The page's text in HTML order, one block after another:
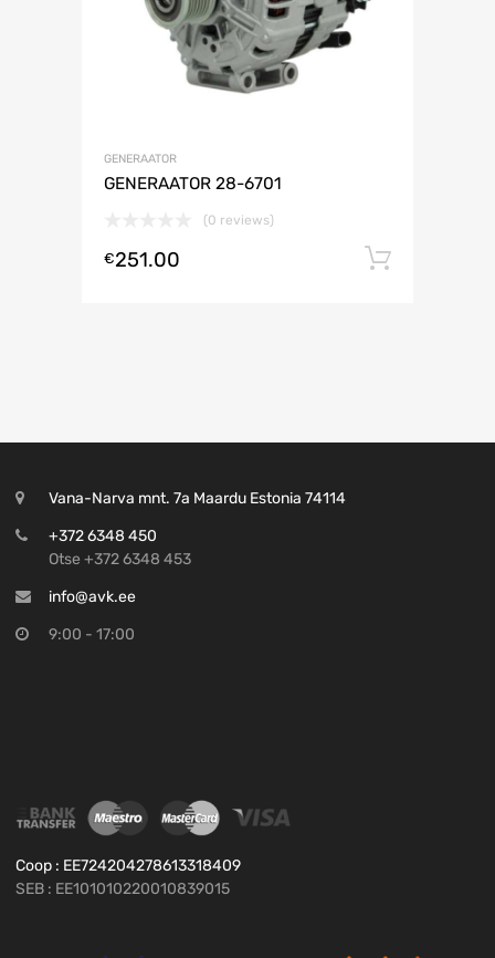
GENERAATOR
GENERAATOR 28-6701
(0 reviews)
€251.00
Vana-Narva mnt. 7a Maardu Estonia 74114
+372 6348 450
Otse +372 6348 453
info@avk.ee
9:00 - 17:00
Coop : EE724204278613318409
SEB : EE101010220010839015